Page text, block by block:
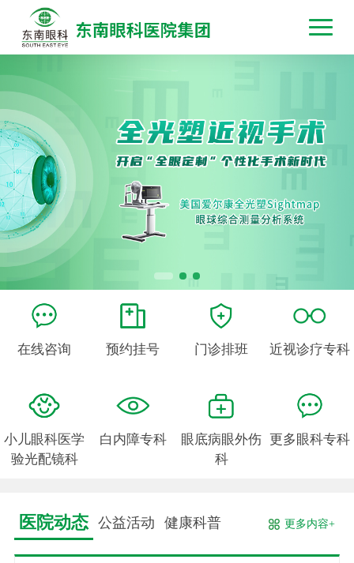
在线咨询 预约挂号 门诊排班 近视诊疗专科
小儿眼科医学
验光配镜科
白内障专科
眼底病眼外伤
科
更多眼科专科
医院动态 公益活动 健康科普 更多内容+